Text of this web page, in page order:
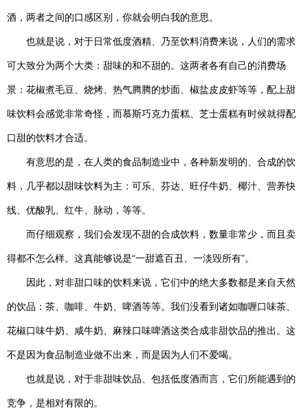
酒，两者之间的口感区别，你就会明白我的意思。
也就是说，对于日常低度酒精、乃至饮料消费来说，人们的需求
可大致分为两个大类：甜味的和不甜的。这两者各有自己的消费场
景：花椒煮毛豆、烧烤、热气腾腾的炒面、椒盐皮皮虾等等，配上甜
味饮料会感觉非常奇怪，而慕斯巧克力蛋糕、芝士蛋糕有时候就得配
口甜的饮料才合适。
有意思的是，在人类的食品制造业中，各种新发明的、合成的饮
料，几乎都以甜味饮料为主：可乐、芬达、旺仔牛奶、椰汁、营养快
线、优酸乳、红牛、脉动，等等。
而仔细观察，我们会发现不甜的合成饮料，数量非常少，而且卖
得都不怎么样。这真能够说是“一甜遮百丑、一淡毁所有”。
因此，对非甜口味的饮料来说，它们中的绝大多数都是来自天然
的饮品：茶、咖啡、牛奶、啤酒等等。我们没看到诸如咖喱口味茶、
花椒口味牛奶、咸牛奶、麻辣口味啤酒这类合成非甜饮品的推出。这
不是因为食品制造业做不出来，而是因为人们不爱喝。
也就是说，对于非甜味饮品、包括低度酒而言，它们所能遇到的
竞争，是相对有限的。